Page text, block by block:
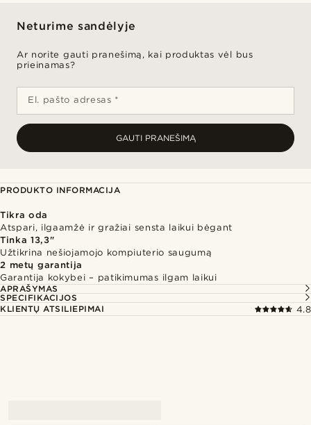
Neturime sandėlyje
Ar norite gauti pranešimą, kai produktas vėl bus
prieinamas?
El. pašto adresas *
GAUTI PRANEŠIMĄ
PRODUKTO INFORMACIJA
Tikra oda
Atspari, ilgaamžė ir gražiai sensta laikui bėgant
Tinka 13,3"
Užtikrina nešiojamojo kompiuterio saugumą
2 metų garantija
Garantija kokybei – patikimumas ilgam laikui
APRAŠYMAS
SPECIFIKACIJOS
KLIENTŲ ATSILIEPIMAI
4.8